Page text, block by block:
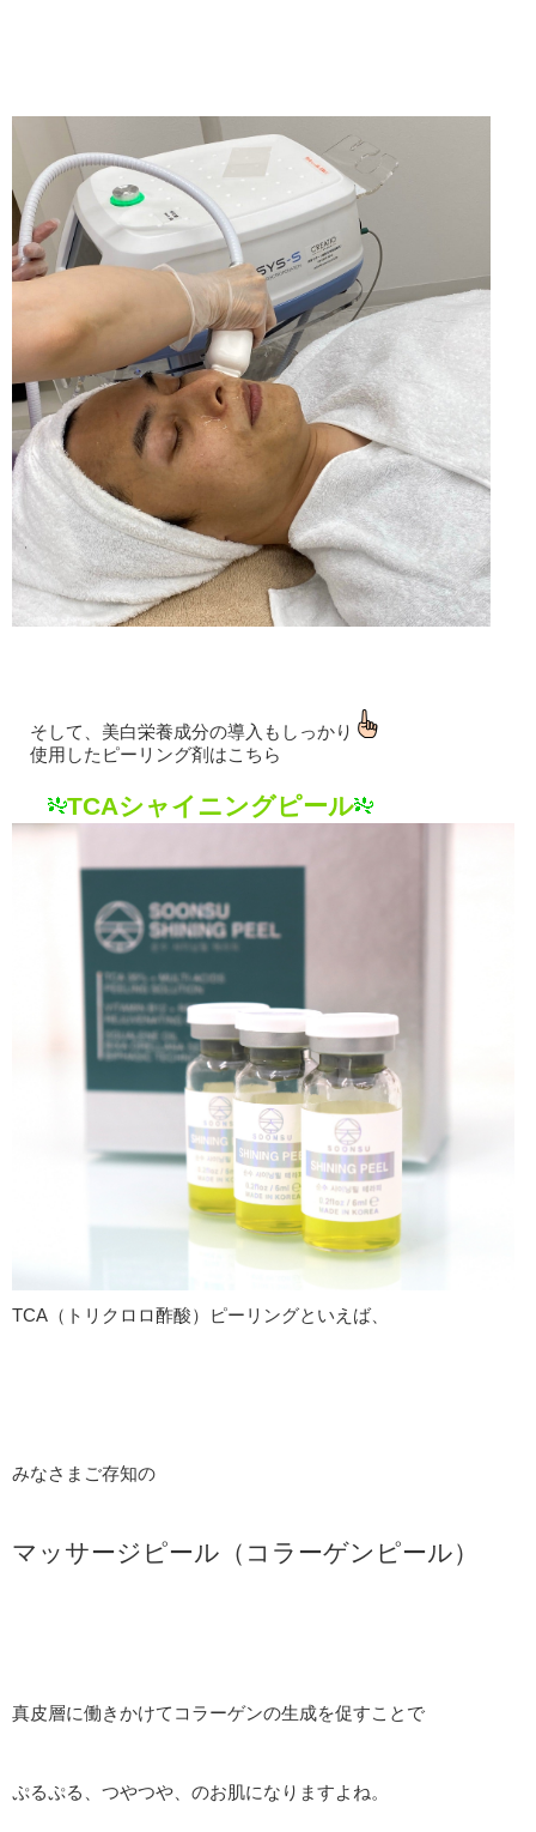
そして、美白栄養成分の導入もしっかり
使用したピーリング剤はこちら
TCAシャイニングピール
TCA（トリクロロ酢酸）ピーリングといえば、
みなさまご存知の
マッサージピール（コラーゲンピール）
真皮層に働きかけてコラーゲンの生成を促すことで
ぷるぷる、つやつや、のお肌になりますよね。